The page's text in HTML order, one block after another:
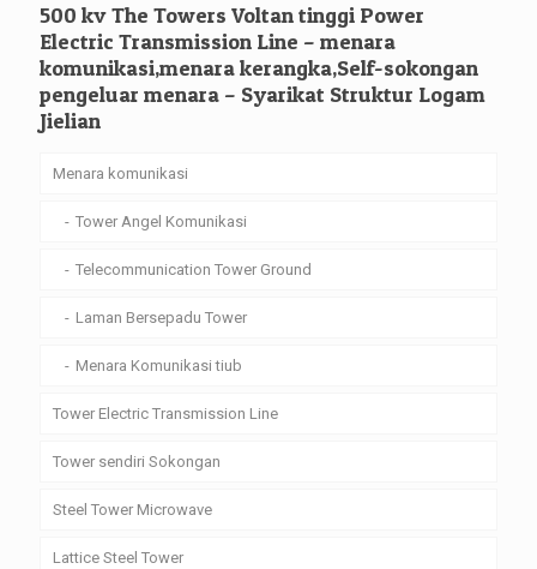
500 kv The Towers Voltan tinggi Power
Electric Transmission Line – menara
komunikasi,menara kerangka,Self-sokongan
pengeluar menara – Syarikat Struktur Logam
Jielian
Menara komunikasi
Tower Angel Komunikasi
Telecommunication Tower Ground
Laman Bersepadu Tower
Menara Komunikasi tiub
Tower Electric Transmission Line
Tower sendiri Sokongan
Steel Tower Microwave
Lattice Steel Tower